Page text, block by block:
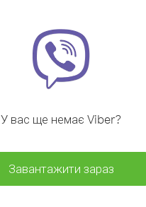
У вас ще немає Viber?
Завантажити зараз